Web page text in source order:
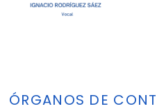
ÓRGANOS DE